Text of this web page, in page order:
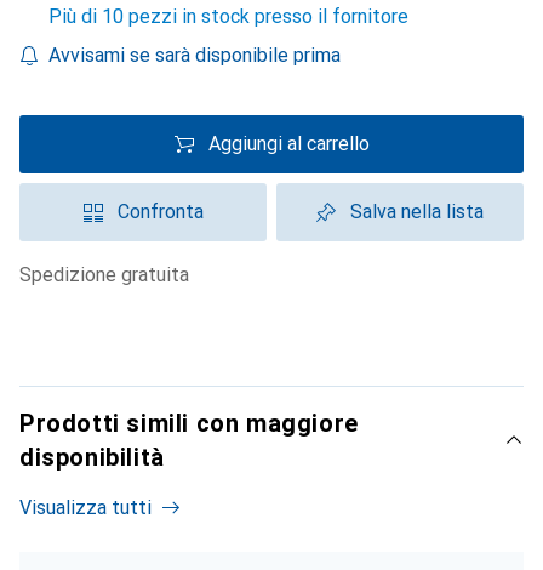
Più di 10 pezzi in stock presso il fornitore
Avvisami se sarà disponibile prima
Aggiungi al carrello
Confronta Salva nella lista
spedizione gratuita
Prodotti simili con maggiore
disponibilità
Visualizza tutti